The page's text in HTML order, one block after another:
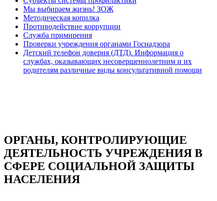
Мы выбираем жизнь! ЗОЖ
Методическая копилка
Противодействие коррупции
Служба примирения
Проверки учреждения органами Госнадзора
Детский телефон доверия (ДТД). Информация о
службах, оказывающих несовершеннолетним и их
родителям различные виды консультативной помощи
ОРГАНЫ, КОНТРОЛИРУЮЩИЕ
ДЕЯТЕЛЬНОСТЬ УЧРЕЖДЕНИЯ В
СФЕРЕ СОЦИАЛЬНОЙ ЗАЩИТЫ
НАСЕЛЕНИЯ